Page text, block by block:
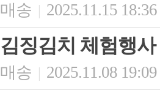
매송 | 2025.11.15 18:36
김징김치 체험행사
매송 | 2025.11.08 19:09